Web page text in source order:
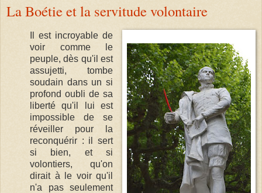
La Boétie et la servitude volontaire
Il est incroyable de
voir comme le
peuple, dès qu'il est
assujetti, tombe
soudain dans un si
profond oubli de sa
liberté qu'il lui est
impossible de se
réveiller pour la
reconquérir : il sert
si bien, et si
volontiers, qu'on
dirait à le voir qu'il
n'a pas seulement